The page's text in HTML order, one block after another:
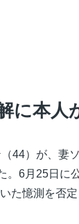
に本人
44）が、妻
。6月25日に
た憶測を否定